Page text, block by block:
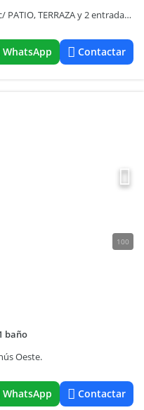
Amplio y luminoso PH de 90mts2 cub c/ PATIO, TERRAZA y 2 entradas, Ideal familia gde, cerca de todo
WhatsApp Contactar
100
baño
Oeste.
WhatsApp Contactar